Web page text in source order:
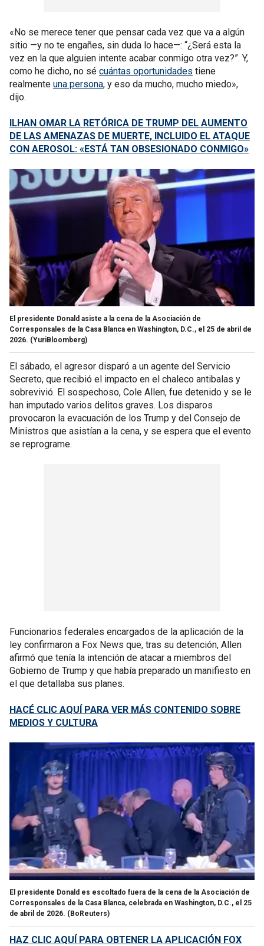
«No se merece tener que pensar cada vez que va a algún
sitio —y no te engañes, sin duda lo hace—: “¿Será esta la
vez en la que alguien intente acabar conmigo otra vez?”. Y,
como he dicho, no sé cuántas oportunidades tiene
realmente una persona, y eso da mucho, mucho miedo»,
dijo.
ILHAN OMAR LA RETÓRICA DE TRUMP DEL AUMENTO
DE LAS AMENAZAS DE MUERTE, INCLUIDO EL ATAQUE
CON AEROSOL: «ESTÁ TAN OBSESIONADO CONMIGO»
El presidente Donald asiste a la cena de la Asociación de
Corresponsales de la Casa Blanca en Washington, D.C., el 25 de abril de
2026. (YuriBloomberg)
El sábado, el agresor disparó a un agente del Servicio
Secreto, que recibió el impacto en el chaleco antibalas y
sobrevivió. El sospechoso, Cole Allen, fue detenido y se le
han imputado varios delitos graves. Los disparos
provocaron la evacuación de los Trump y del Consejo de
Ministros que asistían a la cena, y se espera que el evento
se reprograme.
Funcionarios federales encargados de la aplicación de la
ley confirmaron a Fox News que, tras su detención, Allen
afirmó que tenía la intención de atacar a miembros del
Gobierno de Trump y que había preparado un manifiesto en
el que detallaba sus planes.
HACÉ CLIC AQUÍ PARA VER MÁS CONTENIDO SOBRE
MEDIOS Y CULTURA
El presidente Donald es escoltado fuera de la cena de la Asociación de
Corresponsales de la Casa Blanca, celebrada en Washington, D.C., el 25
de abril de 2026. (BoReuters)
HAZ CLIC AQUÍ PARA OBTENER LA APLICACIÓN FOX